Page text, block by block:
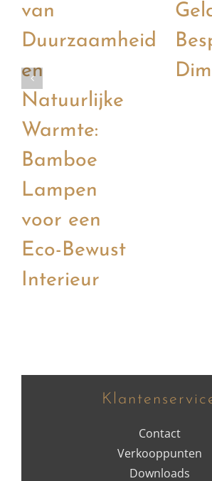
van
Duurzaamheid
en
Natuurlijke
Warmte:
Bamboe
Lampen
voor een
Eco-Bewust
Interieur
Contact
Verkooppunten
Downloads